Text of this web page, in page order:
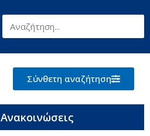
Σύνθετη αναζήτηση
Ανακοινώσεις